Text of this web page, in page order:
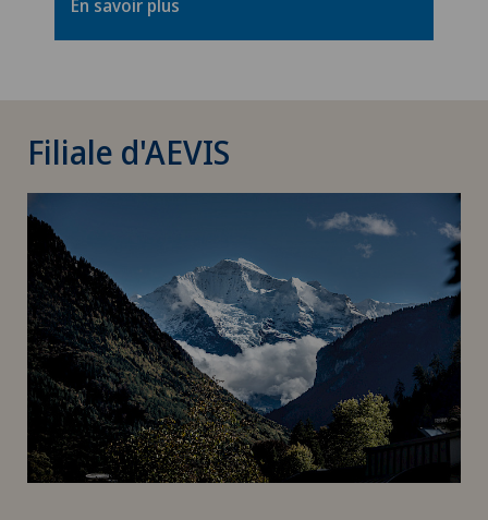
En savoir plus
Filiale d'AEVIS